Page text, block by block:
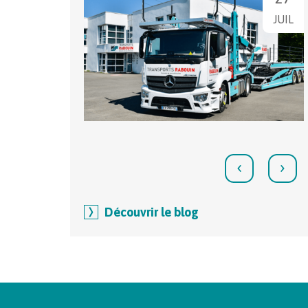
JUIL
‹ ›
Découvrir le blog